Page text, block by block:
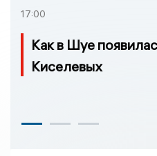
17:00
Как в Шуе
Киселевых